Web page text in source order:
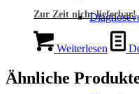
Zur Zeit nicht lieferbar!
Weiterlesen
Ähnliche